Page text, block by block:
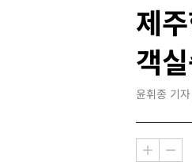
제
객
윤휘종 기